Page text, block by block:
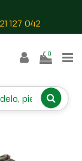
127 042
0